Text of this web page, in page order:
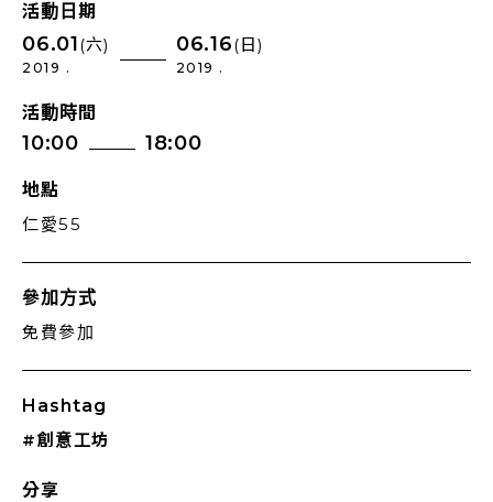
活動日期
06.01(六)
2019 .
06.16(日)
2019 .
活動時間
10:00 18:00
地點
仁愛55
參加方式
免費參加
Hashtag
#創意工坊
分享